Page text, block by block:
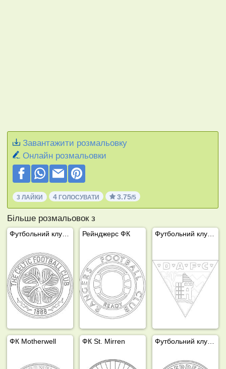
Завантажити розмальовку
Онлайн розмальовки
3 ЛАЙКИ 4 ГОЛОСУВАТИ 3.75/5
Більше розмальовок з
Рейнджерс ФК
ФК Motherwell ФК St. Mirren